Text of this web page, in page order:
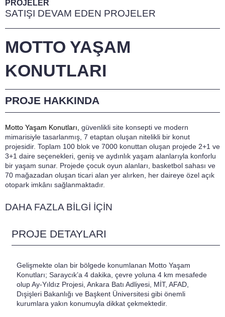
PROJELER
SATIŞI DEVAM EDEN PROJELER
MOTTO YAŞAM
KONUTLARI
PROJE HAKKINDA
Motto Yaşam Konutları, güvenlikli site konsepti ve modern
mimarisiyle tasarlanmış, 7 etaptan oluşan nitelikli bir konut
projesidir. Toplam 100 blok ve 7000 konuttan oluşan projede 2+1 ve
3+1 daire seçenekleri, geniş ve aydınlık yaşam alanlarıyla konforlu
bir yaşam sunar. Projede çocuk oyun alanları, basketbol sahası ve
70 mağazadan oluşan ticari alan yer alırken, her daireye özel açık
otopark imkânı sağlanmaktadır.
DAHA FAZLA BİLGİ İÇİN
PROJE DETAYLARI
Gelişmekte olan bir bölgede konumlanan Motto Yaşam
Konutları; Saraycık’a 4 dakika, çevre yoluna 4 km mesafede
olup Ay-Yıldız Projesi, Ankara Batı Adliyesi, MİT, AFAD,
Dışişleri Bakanlığı ve Başkent Üniversitesi gibi önemli
kurumlara yakın konumuyla dikkat çekmektedir.